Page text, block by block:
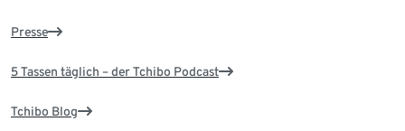
Presse
5 Tassen täglich – der Tchibo Podcast
Tchibo Blog